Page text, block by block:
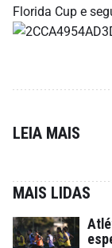
Florida Cup e
LEIA MAIS
MAIS LIDAS